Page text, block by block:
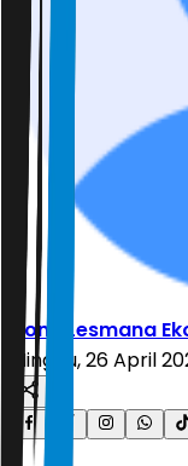
Dony Lesmana
Minggu, 26 April